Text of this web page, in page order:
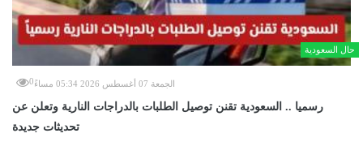
حال السعودية
الجمعة 07 أغسطس 2026 05:34 مساءً 0
رسميا .. السعودية تقنن توصيل الطلبات بالدراجات النارية وتعلن عن
تحديثات جديدة